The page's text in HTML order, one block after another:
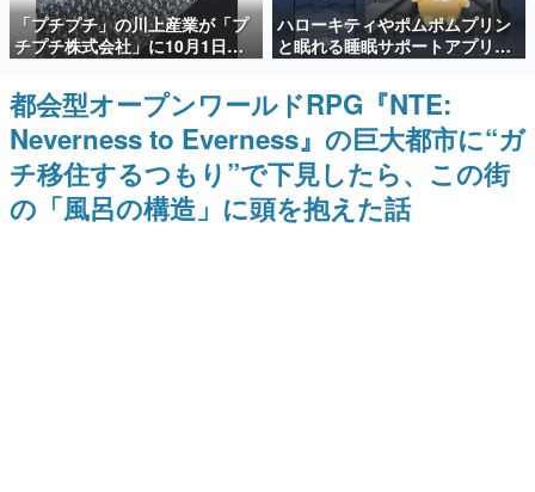
新世代に訊く
これからのデジタルゲーム市場を担う若きクリエイター達
の姿を追い、彼らのルーツと情熱を探っていきます。
ゲーム世代の作家たち
ゲームに多大な影響を受けた作家さんに取材し、ゲームが
日本のコンテンツ産業やカルチャーに与えた影響を探る企
画です。
日本モバイルゲーム産業史
日本のモバイルゲーム史における主要なトピック・タイト
「プチプチ」の川上産業が「プ
チプチ株式会社」に10月1日よ
り社名変更へ。創業58年で初め
ての変更で、“プチッ”と鳴るお
なじみの緩衝材が会社の名前に
ハローキティやポムポムプリン
と眠れる睡眠サポートアプリ
『ゆめたび』が配信中。キャラ
ごとのASMRや目覚ましアラー
ムも搭載
都会型オープンワールドRPG『NTE:
Neverness to Everness』の巨大都市に“ガ
チ移住するつもり”で下見したら、この街
の「風呂の構造」に頭を抱えた話